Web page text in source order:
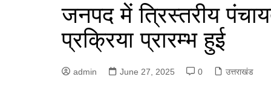
जनपद में त्रिस्तरीय
प्रक्रिया प्रारम्भ हुई
admin June 27, 2025 0 उत्तराखंड